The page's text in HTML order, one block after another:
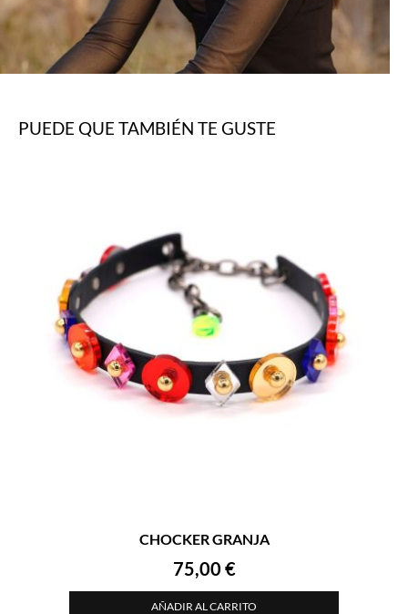
PUEDE QUE TAMBIÉN TE GUSTE
CHOCKER GRANJA
75,00 €
AÑADIR AL CARRITO